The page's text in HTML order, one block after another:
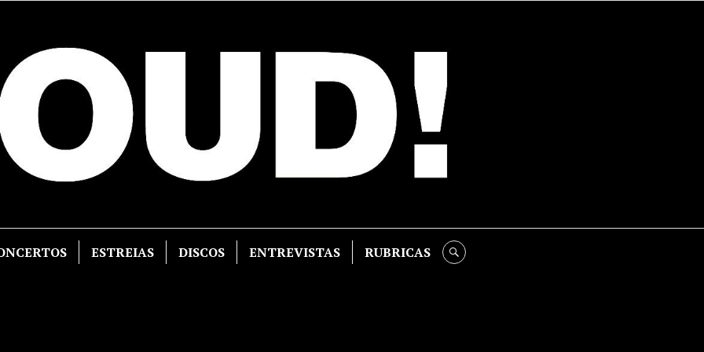
ESTREIAS DISCOS ENTREVISTAS RUBRICAS SEARCH